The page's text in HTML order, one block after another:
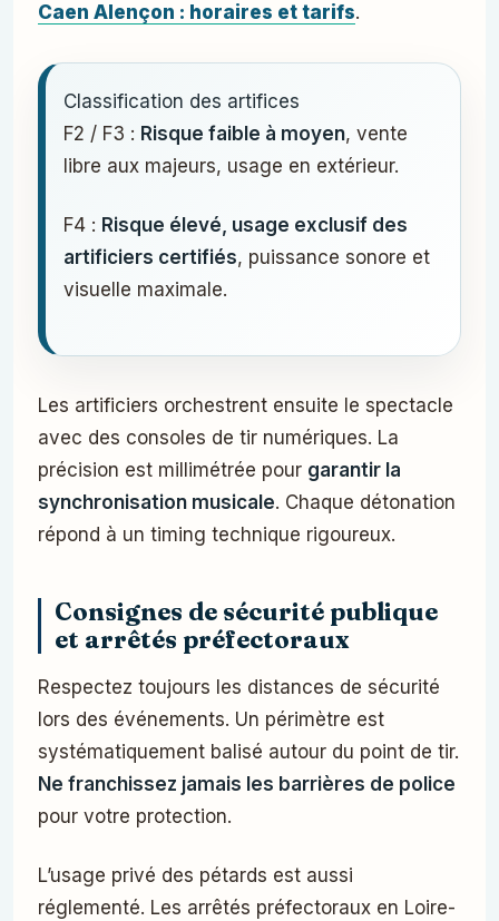
Caen Alençon : horaires et tarifs.
Classification des artifices
F2 / F3 : Risque faible à moyen, vente
libre aux majeurs, usage en extérieur.
F4 : Risque élevé, usage exclusif des
artificiers certifiés, puissance sonore et
visuelle maximale.
Les artificiers orchestrent ensuite le spectacle
avec des consoles de tir numériques. La
précision est millimétrée pour garantir la
synchronisation musicale. Chaque détonation
répond à un timing technique rigoureux.
Consignes de sécurité publique
et arrêtés préfectoraux
Respectez toujours les distances de sécurité
lors des événements. Un périmètre est
systématiquement balisé autour du point de tir.
Ne franchissez jamais les barrières de police
pour votre protection.
L’usage privé des pétards est aussi
réglementé. Les arrêtés préfectoraux en Loire-